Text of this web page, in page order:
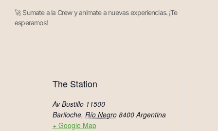
🚀 Sumate a la Crew y animate a nuevas experiencias. ¡Te
esperamos!
The Station
Av Bustillo 11500
Bariloche, Río Negro 8400 Argentina
+ Google Map